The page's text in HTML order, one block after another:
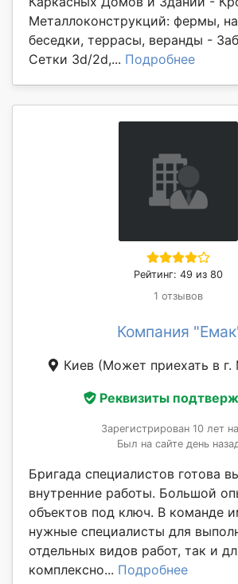
Металлоконструкций: фермы,
беседки, террасы, веранды -
Сетки 3d/2d,... Подробнее
Рейтинг: 49 из 80
1 отзывов
Компания
Киев (Может приехать в г.
Реквизиты
Зарегистрирован 10 лет
Был на сайте день
Бригада специалистов готова
внутренние работы. Большой
объектов под ключ. В команде
нужные специалисты для
отдельных видов работ, так и
комплексно... Подробнее